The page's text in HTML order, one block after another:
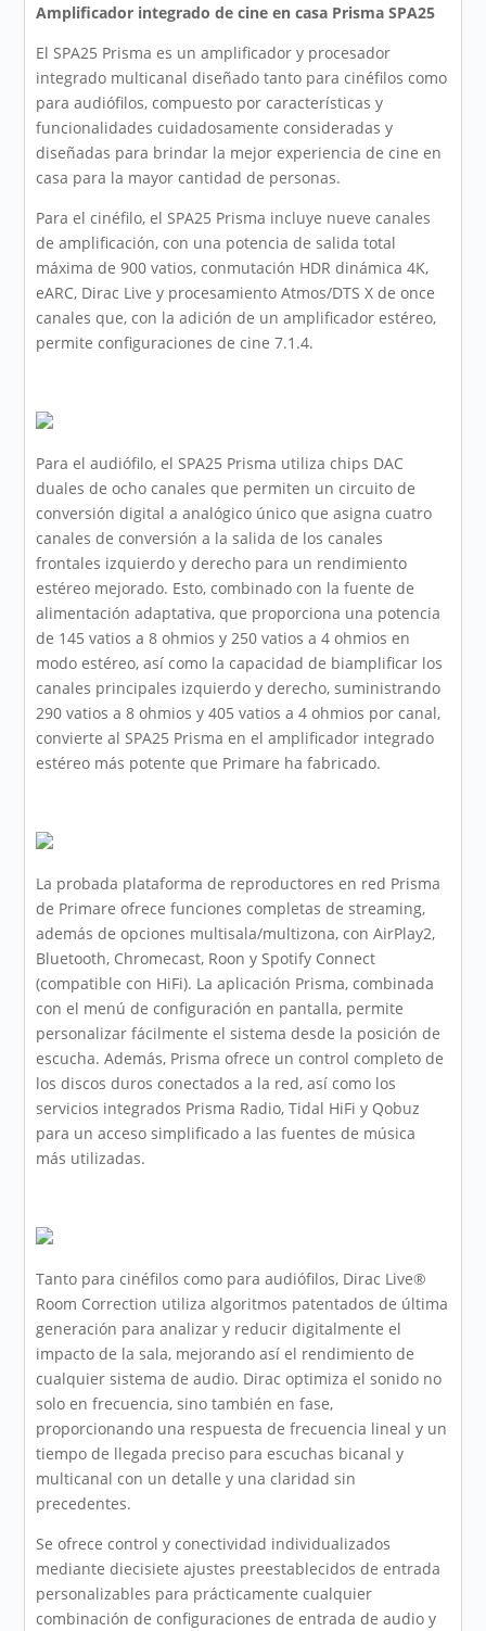
Amplificador integrado de cine en casa Prisma SPA25
El SPA25 Prisma es un amplificador y procesador
integrado multicanal diseñado tanto para cinéfilos como
para audiófilos, compuesto por características y
funcionalidades cuidadosamente consideradas y
diseñadas para brindar la mejor experiencia de cine en
casa para la mayor cantidad de personas.
Para el cinéfilo, el SPA25 Prisma incluye nueve canales
de amplificación, con una potencia de salida total
máxima de 900 vatios, conmutación HDR dinámica 4K,
eARC, Dirac Live y procesamiento Atmos/DTS X de once
canales que, con la adición de un amplificador estéreo,
permite configuraciones de cine 7.1.4.
Para el audiófilo, el SPA25 Prisma utiliza chips DAC
duales de ocho canales que permiten un circuito de
conversión digital a analógico único que asigna cuatro
canales de conversión a la salida de los canales
frontales izquierdo y derecho para un rendimiento
estéreo mejorado. Esto, combinado con la fuente de
alimentación adaptativa, que proporciona una potencia
de 145 vatios a 8 ohmios y 250 vatios a 4 ohmios en
modo estéreo, así como la capacidad de biamplificar los
canales principales izquierdo y derecho, suministrando
290 vatios a 8 ohmios y 405 vatios a 4 ohmios por canal,
convierte al SPA25 Prisma en el amplificador integrado
estéreo más potente que Primare ha fabricado.
La probada plataforma de reproductores en red Prisma
de Primare ofrece funciones completas de streaming,
además de opciones multisala/multizona, con AirPlay2,
Bluetooth, Chromecast, Roon y Spotify Connect
(compatible con HiFi). La aplicación Prisma, combinada
con el menú de configuración en pantalla, permite
personalizar fácilmente el sistema desde la posición de
escucha. Además, Prisma ofrece un control completo de
los discos duros conectados a la red, así como los
servicios integrados Prisma Radio, Tidal HiFi y Qobuz
para un acceso simplificado a las fuentes de música
más utilizadas.
Tanto para cinéfilos como para audiófilos, Dirac Live®
Room Correction utiliza algoritmos patentados de última
generación para analizar y reducir digitalmente el
impacto de la sala, mejorando así el rendimiento de
cualquier sistema de audio. Dirac optimiza el sonido no
solo en frecuencia, sino también en fase,
proporcionando una respuesta de frecuencia lineal y un
tiempo de llegada preciso para escuchas bicanal y
multicanal con un detalle y una claridad sin
precedentes.
Se ofrece control y conectividad individualizados
mediante diecisiete ajustes preestablecidos de entrada
personalizables para prácticamente cualquier
combinación de configuraciones de entrada de audio y